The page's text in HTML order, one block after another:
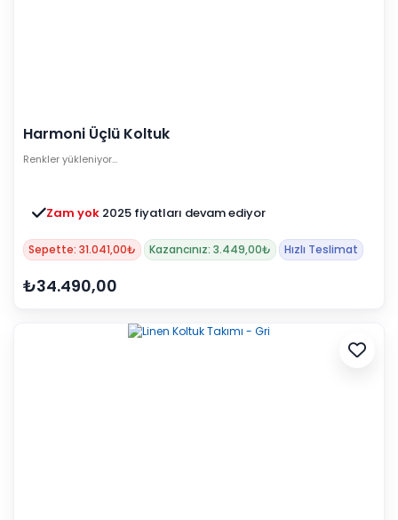
Harmoni Üçlü Koltuk
Renkler yükleniyor…
Zam yok 2025 fiyatları devam ediyor
Sepette: 31.041,00₺ Kazancınız: 3.449,00₺ Hızlı Teslimat
₺34.490,00